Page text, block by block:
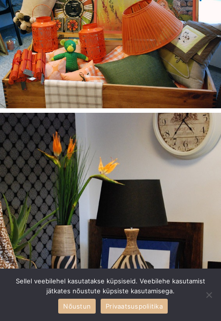
Sellel veebilehel kasutatakse küpsiseid. Veebilehe kasutamist
jätkates nõustute küpsiste kasutamisega.
Nõustun
Privaatsuspoliitika